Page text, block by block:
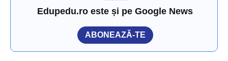
Edupedu.ro este și pe Google News
ABONEAZĂ-TE